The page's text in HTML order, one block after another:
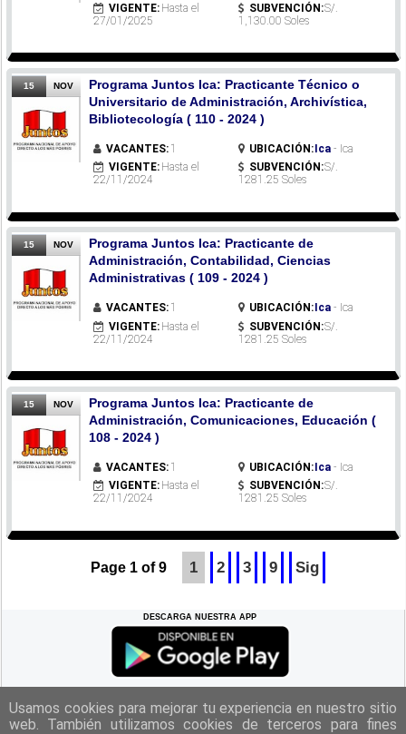
VIGENTE: Hasta el
27/01/2025
SUBVENCIÓN:S/.
1,130.00 Soles
15 NOV
Programa Juntos Ica: Practicante Técnico o
Universitario de Administración, Archivística,
Bibliotecología ( 110 - 2024 )
VACANTES: 1 UBICACIÓN:Ica - Ica
VIGENTE: Hasta el
22/11/2024
SUBVENCIÓN:S/.
1281.25 Soles
15 NOV
Programa Juntos Ica: Practicante de
Administración, Contabilidad, Ciencias
Administrativas ( 109 - 2024 )
VACANTES: 1 UBICACIÓN: Ica - Ica
VIGENTE: Hasta el
22/11/2024
SUBVENCIÓN:S/.
1281.25 Soles
15 NOV
Programa Juntos Ica: Practicante de
Administración, Comunicaciones, Educación (
108 - 2024 )
VACANTES: 1 UBICACIÓN:Ica - Ica
VIGENTE: Hasta el
22/11/2024
SUBVENCIÓN:S/.
1281.25 Soles
Page 1 of 9 1 2 3 9 Sig
DESCARGA NUESTRA APP
REGRESAR A LACIMA
Usamos cookies para mejorar tu experiencia en nuestro sitio
web. También utilizamos cookies de terceros para fines